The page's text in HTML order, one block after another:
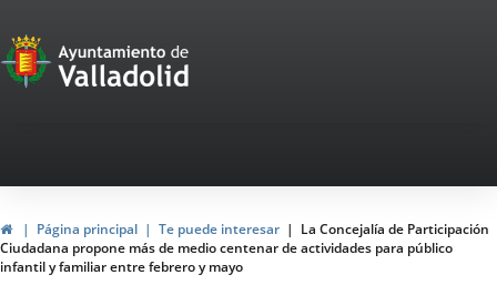
Portal
de
navegación
InicioPágina principal Te puede interesar
La Concejalía de Participación
Ciudadana propone más de medio centenar de actividades para público
infantil y familiar entre febrero y mayo